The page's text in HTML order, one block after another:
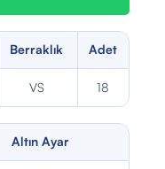
Berraklık Adet
VS 18
Altın Ayar